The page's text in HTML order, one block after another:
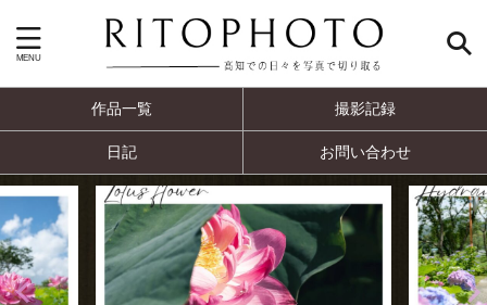
作品一覧 撮影記録
日記 お問い合わせ